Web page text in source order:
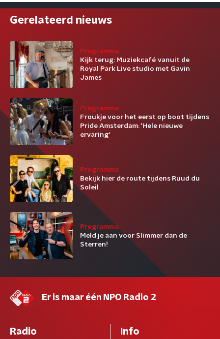
Gerelateerd nieuws
Programma
Kijk terug: Muziekcafé vanuit de
Royal Park Live studio met Gavin
James
Programma
Froukje voor het eerst op boot tijdens
Pride Amsterdam: 'Hele nieuwe
ervaring'
Programma
Bekijk hier de route tijdens Ruud du
Soleil
Programma
Meld je aan voor Slimmer dan de
Sterren!
Er is maar één NPO Radio 2
Radio Info